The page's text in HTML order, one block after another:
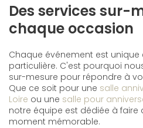
Des services sur-
chaque occasion
Chaque événement est
particulière. C'est pourquoi
sur-mesure pour répondre à
Que ce soit pour une salle
Loire ou une salle pour
notre équipe est dédiée à faire
moment mémorable.